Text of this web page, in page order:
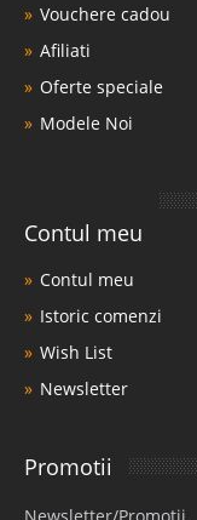
Vouchere cadou
Afiliati
Oferte speciale
Modele Noi
Contul meu
Contul meu
Istoric comenzi
Wish List
Newsletter
Promotii